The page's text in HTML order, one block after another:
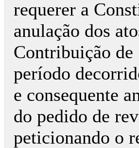
requerer a
anulação dos
Contribuição de
período
e consequente
do pedido de
peticionando o